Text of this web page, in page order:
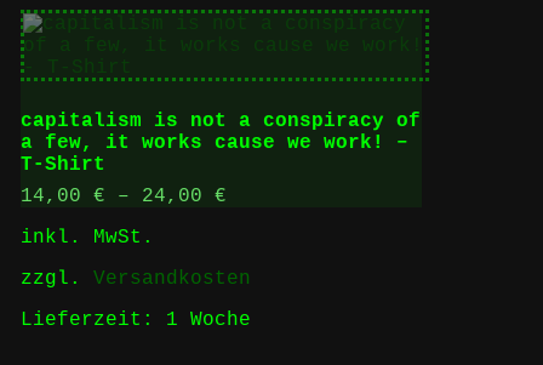
mehrere
Varianten
Die
Optionen
können
auf
Produktseite
capitalism is not a conspiracy of
a few, it works cause we work! –
T-Shirt
14,00 € – 24,00 €
inkl. MwSt.
zzgl. Versandkosten
Lieferzeit: 1 Woche